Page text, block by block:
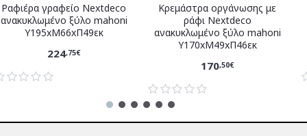
Ραφιέρα γραφείο Nextdeco
ανακυκλωμένο ξύλο mahoni
Υ195xM66xΠ49εκ
224,75€
Κρεμάστρα οργάνωσης με
ράφι Nextdeco
ανακυκλωμένο ξύλο mahoni
Υ170xM49xΠ46εκ
170,50€